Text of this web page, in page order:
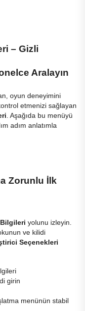
– Gizli
Aralayın
oyun deneyimini
etmenizi sağlayan
. Aşağıda bu menüyü
adım anlatımla
Zorunlu İlk
Bilgileri yolunu izleyin.
ve kilidi
Seçenekleri
girin
menünün stabil